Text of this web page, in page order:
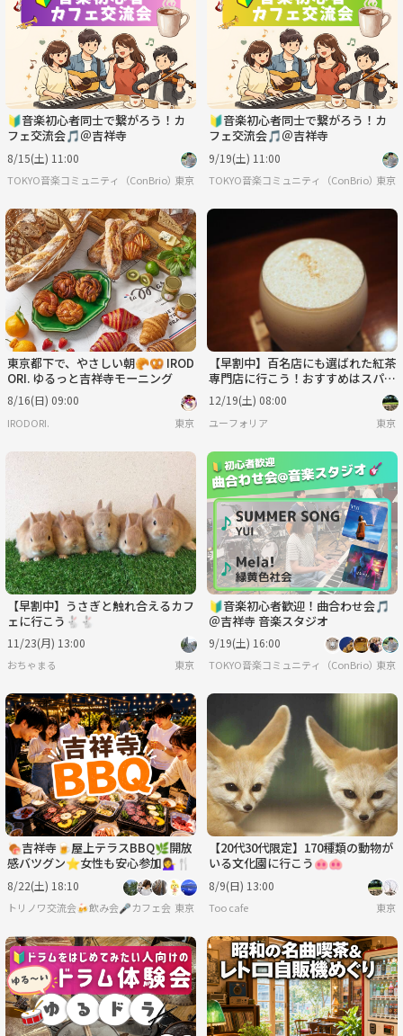
🔰音楽初心者同士で繋がろう！カ
フェ交流会🎵＠吉祥寺
8/15(土) 11:00
TOKYO音楽コミュニティ（ConBrio）東京
🔰音楽初心者同士で繋がろう！カ
フェ交流会🎵＠吉祥寺
9/19(土) 11:00
TOKYO音楽コミュニティ（ConBrio）東京
東京都下で、やさしい朝🥐🥨 IROD
ORI. ゆるっと吉祥寺モーニング
8/16(日) 09:00
IRODORI. 東京
【早割中】百名店にも選ばれた紅茶
専門店に行こう！おすすめはスパイ
スチャイです🦊🦊
12/19(土) 08:00
ユーフォリア 東京
【早割中】うさぎと触れ合えるカフ
ェに行こう🐇🐇
11/23(月) 13:00
おちゃまる 東京
🔰音楽初心者歓迎！曲合わせ会🎵
＠吉祥寺 音楽スタジオ
9/19(土) 16:00
TOKYO音楽コミュニティ（ConBrio）東京
🍖吉祥寺🍺屋上テラスBBQ🌿開放
感バツグン⭐女性も安心参加💁‍♀️🍴
8/22(土) 18:10
トリノワ交流会🍻飲み会🎤カフェ会☕️カラオケ会☕️など👨‍👩‍👧🐦
東京
【20代30代限定】170種類の動物が
いる文化園に行こう🐽🐽
8/9(日) 13:00
Too cafe 東京